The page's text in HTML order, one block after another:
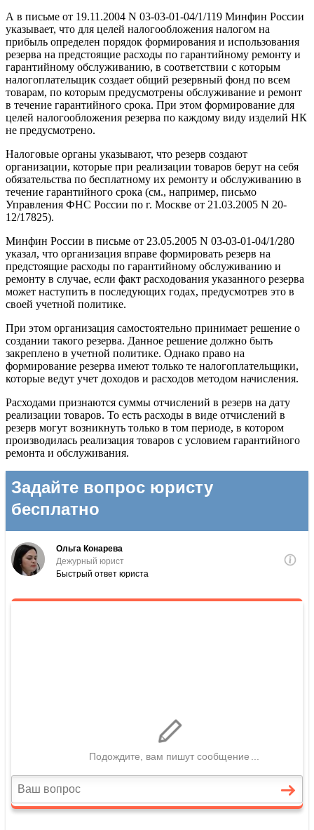
А в письме от 19.11.2004 N 03-03-01-04/1/119 Минфин России
указывает, что для целей налогообложения налогом на
прибыль определен порядок формирования и использования
резерва на предстоящие расходы по гарантийному ремонту и
гарантийному обслуживанию, в соответствии с которым
налогоплательщик создает общий резервный фонд по всем
товарам, по которым предусмотрены обслуживание и ремонт
в течение гарантийного срока. При этом формирование для
целей налогообложения резерва по каждому виду изделий НК
не предусмотрено.
Налоговые органы указывают, что резерв создают
организации, которые при реализации товаров берут на себя
обязательства по бесплатному их ремонту и обслуживанию в
течение гарантийного срока (см., например, письмо
Управления ФНС России по г. Москве от 21.03.2005 N 20-
12/17825).
Минфин России в письме от 23.05.2005 N 03-03-01-04/1/280
указал, что организация вправе формировать резерв на
предстоящие расходы по гарантийному обслуживанию и
ремонту в случае, если факт расходования указанного резерва
может наступить в последующих годах, предусмотрев это в
своей учетной политике.
При этом организация самостоятельно принимает решение о
создании такого резерва. Данное решение должно быть
закреплено в учетной политике. Однако право на
формирование резерва имеют только те налогоплательщики,
которые ведут учет доходов и расходов методом начисления.
Расходами признаются суммы отчислений в резерв на дату
реализации товаров. То есть расходы в виде отчислений в
резерв могут возникнуть только в том периоде, в котором
производилась реализация товаров с условием гарантийного
ремонта и обслуживания.